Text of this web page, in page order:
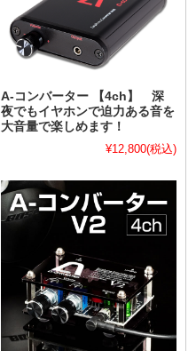
A-コンバーター 【4ch】 深
夜でもイヤホンで迫力ある音を
大音量で楽しめます！
¥12,800(税込)